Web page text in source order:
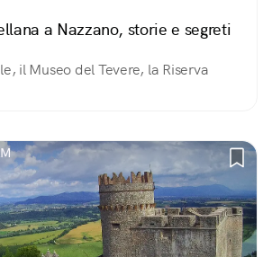
a Nazzano, storie e segreti
il Museo del Tevere, la Riserva